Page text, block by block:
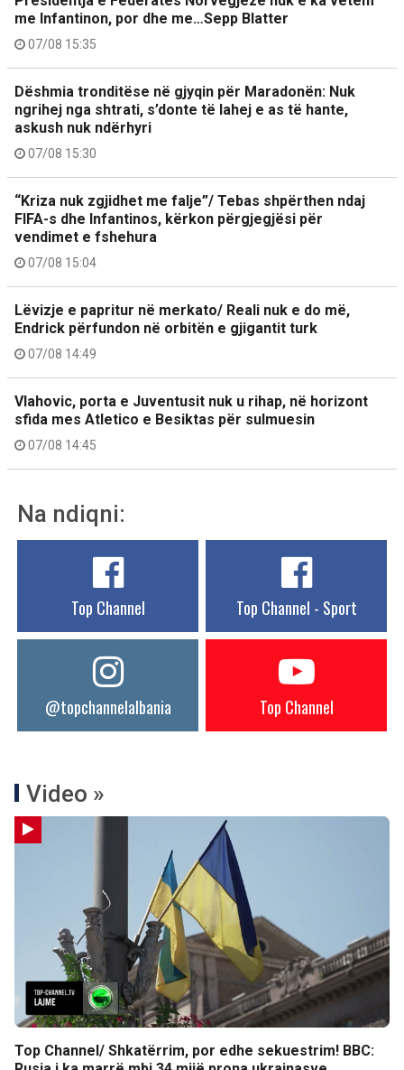
me Infantinon, por dhe me…Sepp Blatter
07/08 15:35
Dëshmia tronditëse në gjyqin për Maradonën: Nuk
ngrihej nga shtrati, s’donte të lahej e as të hante,
askush nuk ndërhyri
07/08 15:30
“Kriza nuk zgjidhet me falje”/ Tebas shpërthen ndaj
FIFA-s dhe Infantinos, kërkon përgjegjësi për
vendimet e fshehura
07/08 15:04
Lëvizje e papritur në merkato/ Reali nuk e do më,
Endrick përfundon në orbitën e gjigantit turk
07/08 14:49
Vlahovic, porta e Juventusit nuk u rihap, në horizont
sfida mes Atletico e Besiktas për sulmuesin
07/08 14:45
Na ndiqni:
Top Channel Top Channel - Sport
@topchannelalbania Top Channel
Video »
Top Channel/ Shkatërrim, por edhe sekuestrim! BBC: